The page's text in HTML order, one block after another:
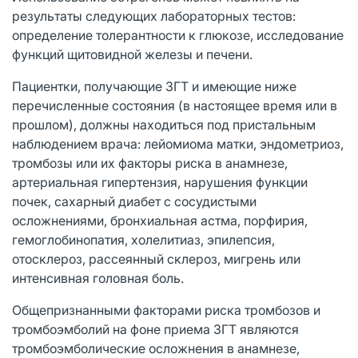
результаты следующих лабораторных тестов:
определение толерантности к глюкозе, исследование
функций щитовидной железы и печени.
Пациентки, получающие ЗГТ и имеющие ниже
перечисленные состояния (в настоящее время или в
прошлом), должны находиться под пристальным
наблюдением врача: лейомиома матки, эндометриоз,
тромбозы или их факторы риска в анамнезе,
артериальная гипертензия, нарушения функции
почек, сахарный диабет с сосудистыми
осложнениями, бронхиальная астма, порфирия,
гемоглобинопатия, холелитиаз, эпилепсия,
отосклероз, рассеянный склероз, мигрень или
интенсивная головная боль.
Общепризнанными факторами риска тромбозов и
тромбоэмболий на фоне приема ЗГТ являются
тромбоэмболические осложнения в анамнезе,